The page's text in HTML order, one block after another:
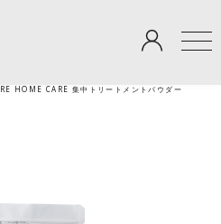
RE HOME CARE 集中トリートメントパウダー